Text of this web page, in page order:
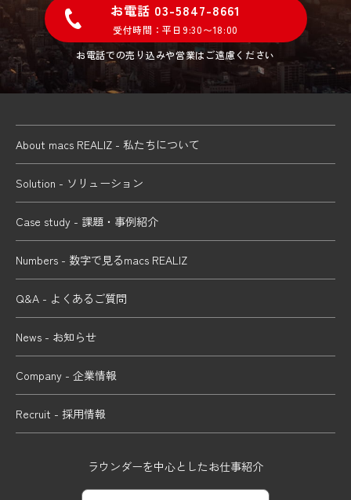
お電話 03-5847-8661
受付時間：平日9:30〜18:00
お電話での売り込みや営業はご遠慮ください
About macs REALIZ - 私たちについて
Solution - ソリューション
Case study - 課題・事例紹介
Numbers - 数字で見るmacs REALIZ
Q&A - よくあるご質問
News - お知らせ
Company - 企業情報
Recruit - 採用情報
ラウンダーを中心としたお仕事紹介